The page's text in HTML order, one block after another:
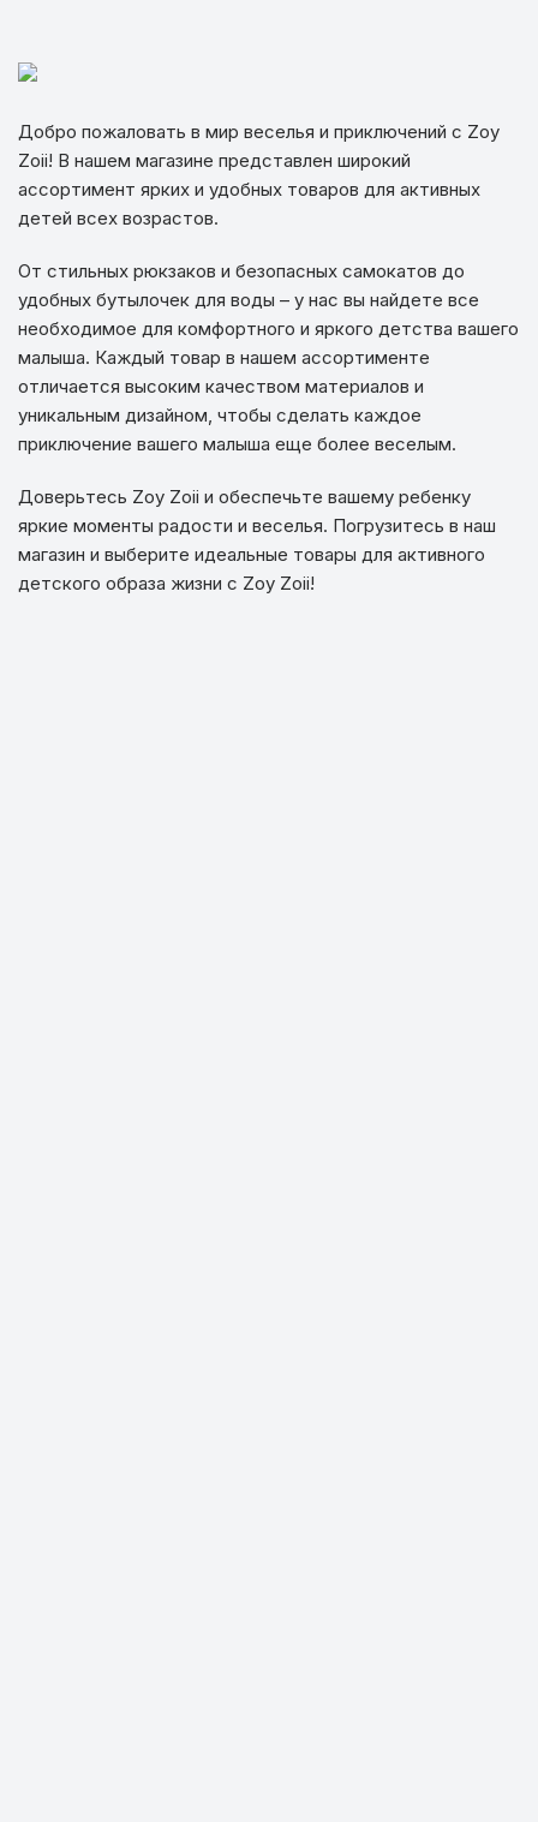
Добро пожаловать в мир веселья и приключений с Zoy
Zoii! В нашем магазине представлен широкий
ассортимент ярких и удобных товаров для активных
детей всех возрастов.
От стильных рюкзаков и безопасных самокатов до
удобных бутылочек для воды – у нас вы найдете все
необходимое для комфортного и яркого детства вашего
малыша. Каждый товар в нашем ассортименте
отличается высоким качеством материалов и
уникальным дизайном, чтобы сделать каждое
приключение вашего малыша еще более веселым.
Доверьтесь Zoy Zoii и обеспечьте вашему ребенку
яркие моменты радости и веселья. Погрузитесь в наш
магазин и выберите идеальные товары для активного
детского образа жизни с Zoy Zoii!